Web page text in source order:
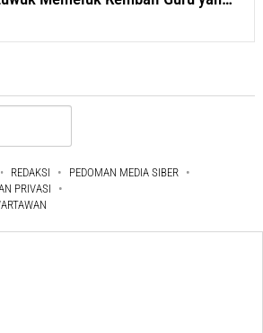
REDAKSI
PEDOMAN MEDIA SIBER
PRIVASI